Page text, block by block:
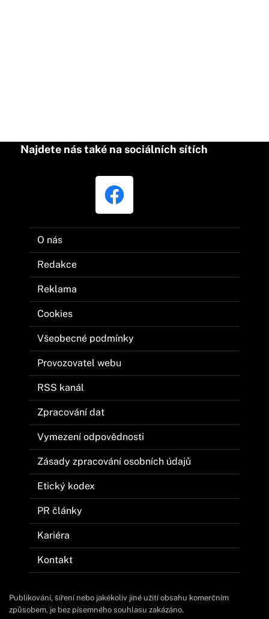
Najdete nás také na sociálních sítích
O nás
Redakce
Reklama
Cookies
Všeobecné podmínky
Provozovatel webu
RSS kanál
Zpracování dat
Vymezení odpovědnosti
Zásady zpracování osobních údajů
Etický kodex
PR články
Kariéra
Kontakt
Publikování, šíření nebo jakékoliv jiné užití obsahu komerčním
způsobem, je bez písemného souhlasu zakázáno.